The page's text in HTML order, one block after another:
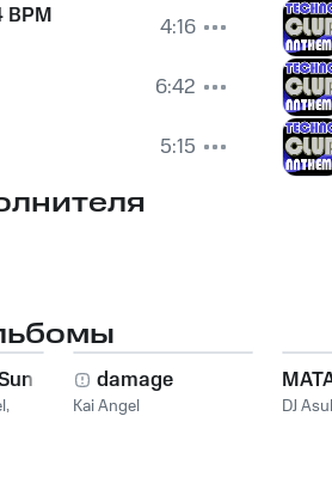
BPM
4:16
6:42
5:15
,
damage
Kai Angel DJ Asul